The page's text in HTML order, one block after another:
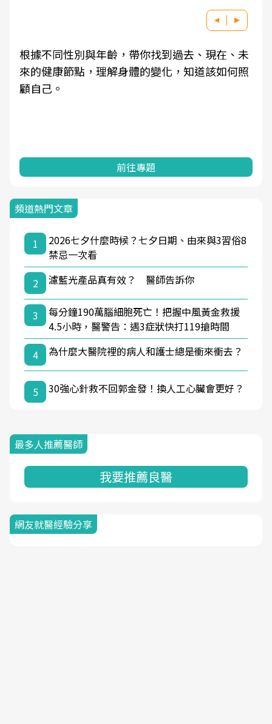
根據不同性別與年齡，帶你找到過去、現在、未
來的健康節點，理解身體的變化，知道該如何照
顧自己。
前往專題
頻道熱門文章
1
2026七夕什麼時候？七夕日期、由來與3習俗8
禁忌一次看
2
濾藍光產品真有效？ 醫師告訴你
3
每分鐘190萬腦細胞死亡！把握中風黃金救援
4.5小時，醫警告：遇3症狀快打119搶時間
4
為什麼大醫院裡的病人和護士總是衝來衝去？
5 30強心針救不回郭金發！換人工心臟會更好？
最多人推薦醫師
我要推薦良醫
網友就醫經驗分享